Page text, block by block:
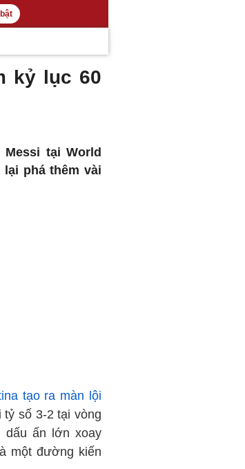
kỷ lục 60
tại World
lại phá thêm vài
tạo ra màn lội
tỷ số 3-2 tại vòng
dấu ấn lớn xoay
một đường kiến